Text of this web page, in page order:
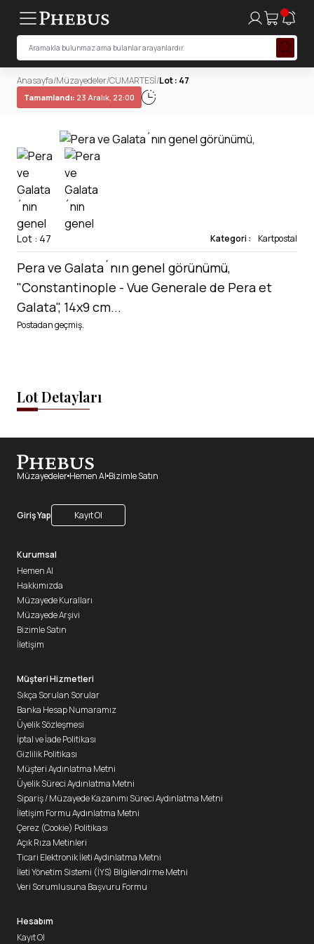
Anasayfa/Müzayedeler/CUMARTESİ/Lot : 47
Tamamlandı: 23 Aralık, 22:00
Lot : 47 Kategori : Kartpostal
Pera ve Galata´nın genel görünümü,
"Constantinople - Vue Generale de Pera et
Galata", 14x9 cm...
Postadan geçmiş.
Lot Detayları
Müzayedeler Hemen Al Bizimle Satın
Giriş Yap Kayıt Ol
Kurumsal
Hemen Al
Hakkımızda
Müzayede Kuralları
Müzayede Arşivi
Bizimle Satın
İletişim
Müşteri Hizmetleri
Sıkça Sorulan Sorular
Banka Hesap Numaramız
Üyelik Sözleşmesi
İptal ve İade Politikası
Gizlilik Politikası
Müşteri Aydınlatma Metni
Üyelik Süreci Aydınlatma Metni
Sipariş / Müzayede Kazanımı Süreci Aydınlatma Metni
İletişim Formu Aydınlatma Metni
Çerez (Cookie) Politikası
Açık Rıza Metinleri
Ticari Elektronik İleti Aydınlatma Metni
İleti Yönetim Sistemi (İYS) Bilgilendirme Metni
Veri Sorumlusuna Başvuru Formu
Hesabım
Kayıt Ol